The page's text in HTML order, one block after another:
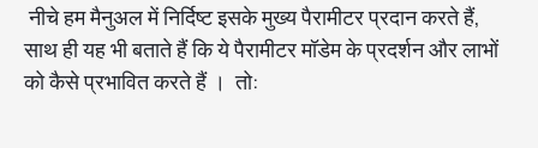
नीचे हम मैनुअल में निर्दिष्ट इसके मुख्य पैरामीटर प्रदान करते हैं,
साथ ही यह भी बताते हैं कि ये पैरामीटर मॉडेम के प्रदर्शन और लाभों
को कैसे प्रभावित करते हैं । तो: